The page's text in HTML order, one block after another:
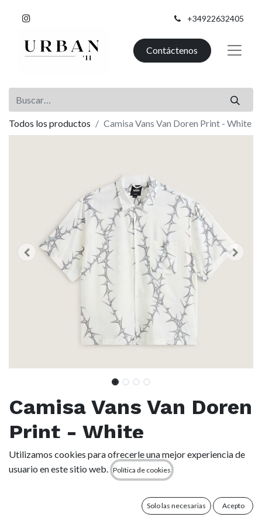
+34922632405
Contáctenos
Todos los productos Camisa Vans Van Doren Print - White
Camisa Vans Van Doren
Print - White
(0 reseña)
Esta distintiva camisa presenta un llamativo estampado de
toque informal y relajado, perfecto para climas cálidos. Con
su gráfico vanguardista y su corte cómodo, esta camiseta te
Utilizamos cookies para ofrecerle una mejor experiencia de
usuario en este sitio web.
Política de cookies
Solo las necesarias Acepto